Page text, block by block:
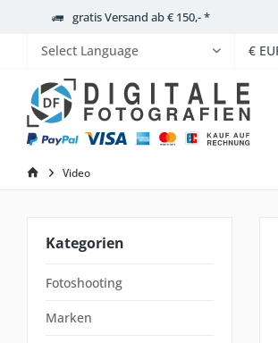
gratis Versand ab € 150,- *
Powered by
Video
Kategorien
Fotoshooting
Marken